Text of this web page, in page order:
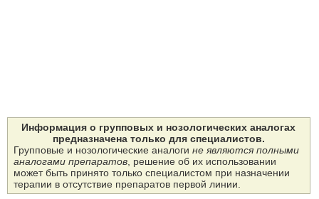
Информация о групповых и нозологических аналогах
предназначена только для специалистов.
Групповые и нозологические аналоги не являются полными
аналогами препаратов, решение об их использовании
может быть принято только специалистом при назначении
терапии в отсутствие препаратов первой линии.